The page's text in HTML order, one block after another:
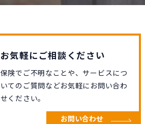
お気軽にご相談ください
保険でご不明なことや、サービスにつ
いてのご質問などお気軽にお問い合わ
せください。
お問い合わせ